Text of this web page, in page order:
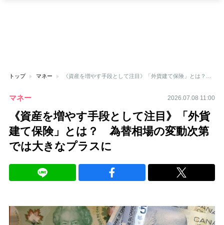
トップ マネー
マネー 2026.07.08 11:00
《資産を増やす手段として注目》「外貨
建て保険」とは？ 為替相場の変動次第
では大きなプラスに